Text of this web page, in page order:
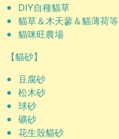
DIY自種貓草
貓草＆木天蓼＆貓薄荷等
貓咪旺農場
【貓砂】
豆腐砂
松木砂
球砂
礦砂
花生殼貓砂